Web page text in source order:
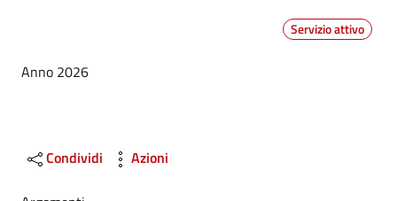
Servizio attivo
Dettagli
Anno 2026
Condividi Azioni